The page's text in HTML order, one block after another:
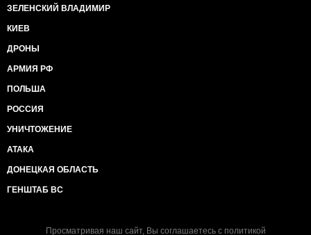
ЗЕЛЕНСКИЙ ВЛАДИМИР
КИЕВ
ДРОНЫ
АРМИЯ РФ
ПОЛЬША
РОССИЯ
УНИЧТОЖЕНИЕ
АТАКА
ДОНЕЦКАЯ ОБЛАСТЬ
ГЕНШТАБ ВС
Просматривая наш сайт, Вы соглашаетесь с политикой